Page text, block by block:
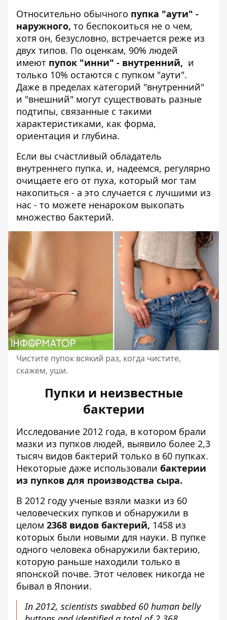
Относительно обычного пупка "аути" -
наружного, то беспокоиться не о чем,
хотя он, безусловно, встречается реже из
двух типов. По оценкам, 90% людей
имеют пупок "инни" - внутренний, и
только 10% остаются с пупком "аути".
Даже в пределах категорий "внутренний"
и "внешний" могут существовать разные
подтипы, связанные с такими
характеристиками, как форма,
ориентация и глубина.
Если вы счастливый обладатель
внутреннего пупка, и, надеемся, регулярно
очищаете его от пуха, который мог там
накопиться - а это случается с лучшими из
нас - то можете ненароком выкопать
множество бактерий.
Чистите пупок всякий раз, когда чистите,
скажем, уши.
Пупки и неизвестные
бактерии
Исследование 2012 года, в котором брали
мазки из пупков людей, выявило более 2,3
тысяч видов бактерий только в 60 пупках.
Некоторые даже использовали бактерии
из пупков для производства сыра.
В 2012 году ученые взяли мазки из 60
человеческих пупков и обнаружили в
целом 2368 видов бактерий, 1458 из
которых были новыми для науки. В пупке
одного человека обнаружили бактерию,
которую раньше находили только в
японской почве. Этот человек никогда не
бывал в Японии.
In 2012, scientists swabbed 60 human belly